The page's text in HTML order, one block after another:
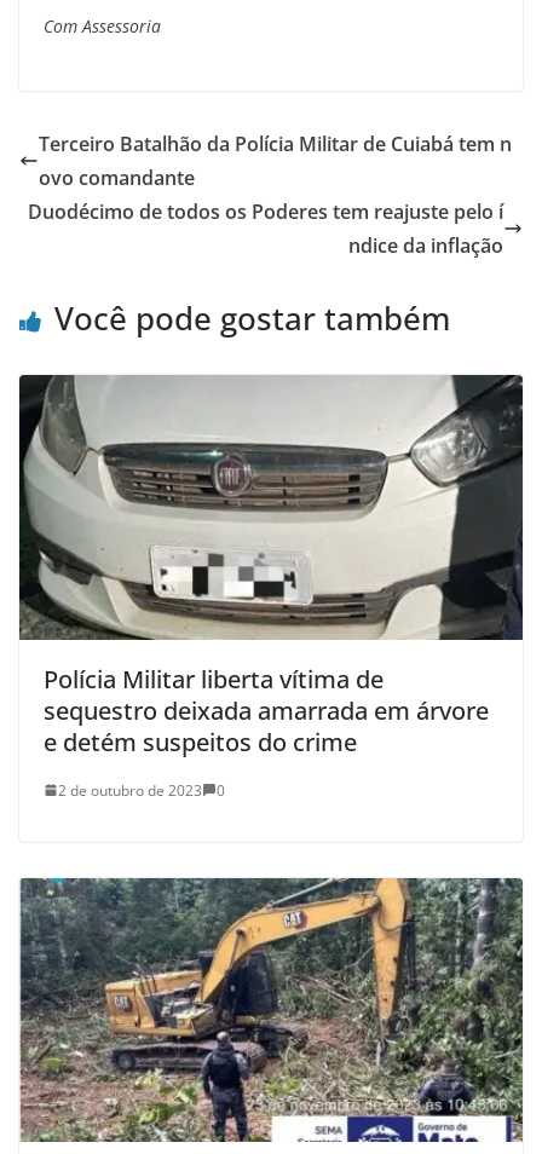
Com Assessoria
Terceiro Batalhão da Polícia Militar de Cuiabá tem n
ovo comandante
Duodécimo de todos os Poderes tem reajuste pelo í
ndice da inflação
Você pode gostar também
Polícia Militar liberta vítima de
sequestro deixada amarrada em árvore
e detém suspeitos do crime
2 de outubro de 2023 0